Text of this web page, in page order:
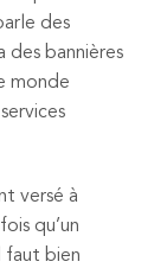
des
bannières
monde
versé à
qu’un
faut bien